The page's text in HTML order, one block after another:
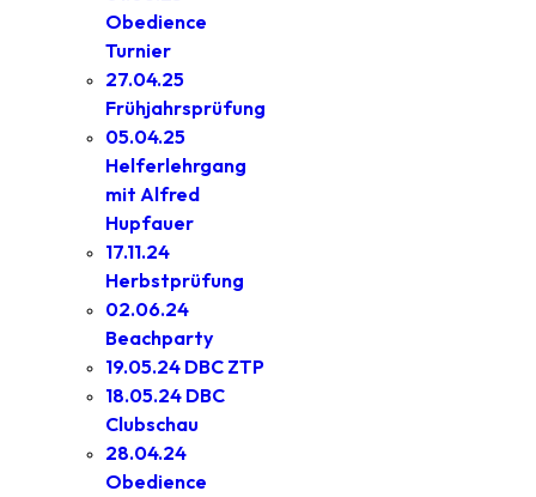
Obedience
Turnier
27.04.25
Frühjahrsprüfung
05.04.25
Helferlehrgang
mit Alfred
Hupfauer
17.11.24
Herbstprüfung
02.06.24
Beachparty
19.05.24 DBC ZTP
18.05.24 DBC
Clubschau
28.04.24
Obedience